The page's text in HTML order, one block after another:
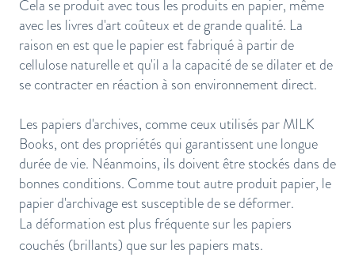
Cela se produit avec tous les produits en papier, même
avec les livres d'art coûteux et de grande qualité. La
raison en est que le papier est fabriqué à partir de
cellulose naturelle et qu'il a la capacité de se dilater et de
se contracter en réaction à son environnement direct.
Les papiers d'archives, comme ceux utilisés par MILK
Books, ont des propriétés qui garantissent une longue
durée de vie. Néanmoins, ils doivent être stockés dans de
bonnes conditions. Comme tout autre produit papier, le
papier d'archivage est susceptible de se déformer.
La déformation est plus fréquente sur les papiers
couchés (brillants) que sur les papiers mats.